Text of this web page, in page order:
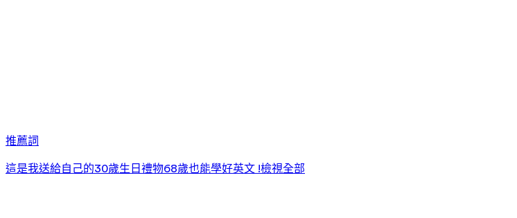
推薦詞
這是我送給自己的30歲生日禮物68歲也能學好英文 !檢視全部